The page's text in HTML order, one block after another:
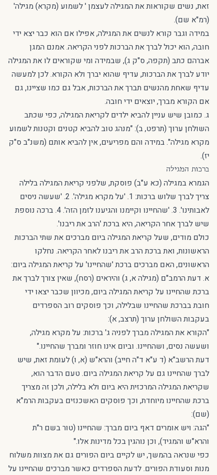
זאת, נשים שקוראות את המגילה לעצמן ' לשמוע (מקרא) מגילה'
(רמ"א שם).
במידה וגבר קורא לנשים את המגילה, אפילו אם הוא כבר יצא ידי
חובה, הוא יכול לברך את הברכות לפני הקריאה. אמנם המגן
אברהם כתב (תקפה, ס"ק ג), שבמידה ומי שקוראים לו את המגילה
יודע לברך את הברכות, עדיף שהוא יברך ולא הקורא. לכן למעשה
עדיף שאחת מהנשים תברך את הברכות, אבל גם כמו שציינו, גם
אם הקורא מברך, יוצאים ידי חובה.
ג. כמובן שיש עניין להביא ילדים לקריאת המגילה, כפי שכתב
השולחן ערוך (תרפט, ב): "מנהג טוב להביא קטנים וקטנות לשמוע
מקרא מגילה". במידה והם מפריעים, אין להביא אותם (משנ"ב ס"ק
יז).
ברכות המגילה
הגמרא במגילה (כא ע"ב) פוסקת, שלפני קריאת המגילה בלילה
צריך לברך שלוש ברכות: 1. 'על מקרא מגילה'. 2. 'שעשה ניסים
לאבותינו'. 3. 'שהחיינו וקיימנו והגיענו לזמן הזה'. 4. ברכה נוספת
שיש לברך אחר הקריאה, היא ברכת 'הרב את ריבנו'.
כולם מודים, שעל קריאת המגילה ביום מברכים את שתי הברכות
הראשונות, ואת ברכת הרב את ריבנו לאחר הקריאה. נחלקו
הראשונים, האם מברכים ברכת 'שהחיינו' על קריאת המגילה ביום:
א. דעת הרמב"ם (מגילה א, ג) והיראים (רסח), שאין צורך לברך את
ברכת שהחיינו על קריאת המגילה ביום, מכיוון שכבר יצאו ידי
חובת בברכת שהחיינו שבלילה, וכך פוסקים רוב הספרדים
בעקבות השולחן ערוך (תרצב, א):
"הקורא את המגילה מברך לפניה ג' ברכות: על מקרא מגילה,
ושעשה נסים, ושהחיינו. וביום אינו חוזר ומברך שהחיינו."
דעת הרשב"א (ד ע"א ד"ה חייב) והרא"ש (א, ו) לעומת זאת, שיש
לברך שהחיינו גם על קריאת המגילה ביום. טעם הדבר הוא,
שקריאת המגילה המרכזית היא ביום ולא בלילה, ולכן זה מצריך
ברכת שהחיינו מיוחדת, וכך פוסקים האשכנזים בעקבות הרמ"א
(שם):
"הגה: ויש אומרים דאף ביום מברך: שהחיינו (טור בשם ר"ת
והרא"ש והמגיד), וכן נוהגין בכל מדינות אלו."
כפי שנראה בהמשך, יש לקיים ביום הפורים גם את מצוות משלוח
מנות וסעודת הפורים. לדעת הספרדים כאשר מברכים שהחיינו על